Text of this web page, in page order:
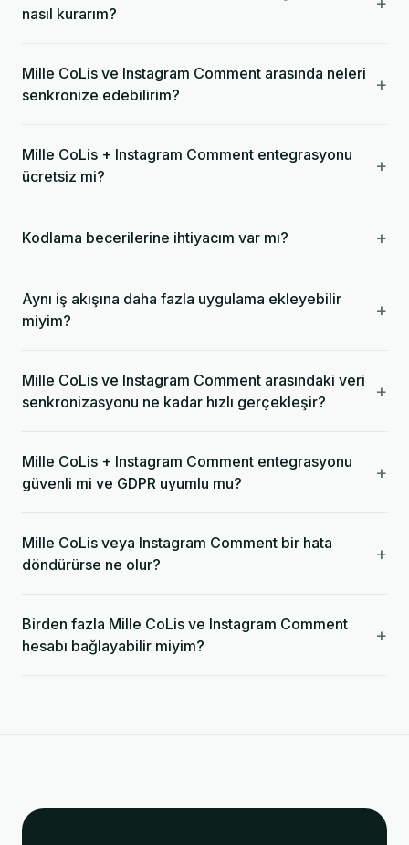
nasıl kurarım?
Mille CoLis ve Instagram Comment arasında neleri
senkronize edebilirim?
+
Mille CoLis + Instagram Comment entegrasyonu
ücretsiz mi?
+
Kodlama becerilerine ihtiyacım var mı? +
Aynı iş akışına daha fazla uygulama ekleyebilir
miyim?
+
Mille CoLis ve Instagram Comment arasındaki veri
senkronizasyonu ne kadar hızlı gerçekleşir?
+
Mille CoLis + Instagram Comment entegrasyonu
güvenli mi ve GDPR uyumlu mu?
+
Mille CoLis veya Instagram Comment bir hata
döndürürse ne olur?
+
Birden fazla Mille CoLis ve Instagram Comment
hesabı bağlayabilir miyim?
+